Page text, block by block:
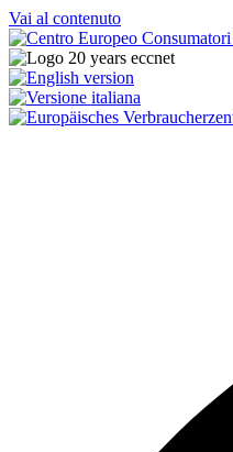
Vai al contenuto